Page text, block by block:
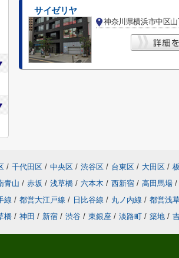
サイゼリヤ
神奈川県横浜市中区
/ 千代田区 / 中央区 / 渋谷区 / 台東区 / 大田区 /
青山 / 赤坂 / 浅草橋 / 六本木 / 西新宿 / 高田馬場 /
線 / 都営大江戸線 / 日比谷線 / 丸ノ内線 / 都営浅
橋 / 神田 / 新宿 / 渋谷 / 東銀座 / 淡路町 / 築地 /